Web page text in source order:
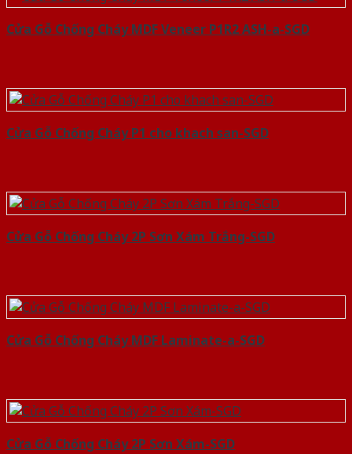
Cửa Gỗ Chống Cháy MDF Veneer P1R2 ASH-a-SGD
Cửa Gỗ Chống Cháy P1 cho khach san-SGD
Cửa Gỗ Chống Cháy 2P Sơn Xám Trắng-SGD
Cửa Gỗ Chống Cháy MDF Laminate-a-SGD
Cửa Gỗ Chống Cháy 2P Sơn Xám-SGD